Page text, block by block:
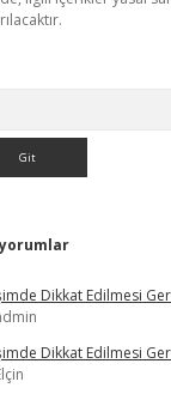
Dikkat Edilmesi
Dikkat Edilmesi